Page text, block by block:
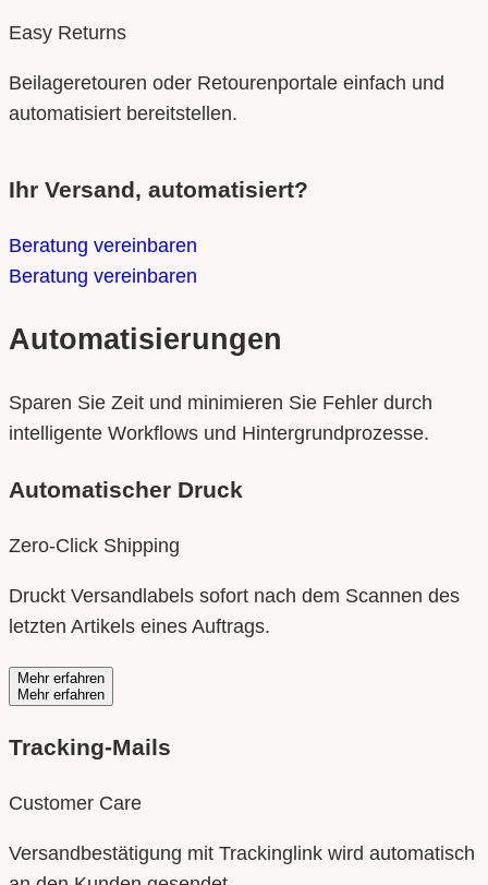
Easy Returns
Beilageretouren oder Retourenportale einfach und
automatisiert bereitstellen.
Ihr Versand, automatisiert?
Beratung vereinbaren
Beratung vereinbaren
Automatisierungen
Sparen Sie Zeit und minimieren Sie Fehler durch
intelligente Workflows und Hintergrundprozesse.
Automatischer Druck
Zero-Click Shipping
Druckt Versandlabels sofort nach dem Scannen des
letzten Artikels eines Auftrags.
Mehr erfahren
Mehr erfahren
Tracking-Mails
Customer Care
Versandbestätigung mit Trackinglink wird automatisch